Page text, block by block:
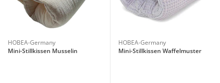
HOBEA-Germany
Mini-Stillkissen Musselin
HOBEA-Germany
Mini-Stillkissen Waffelmuster